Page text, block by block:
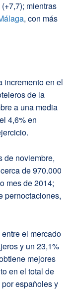
(+7,7); mientras
, con más
incremento en el
de la
a una media
4,6% en
de noviembre,
de 970.000
mes de 2014;
pernoctaciones,
el mercado
y un 23,1%
mejores
en el total de
españoles y